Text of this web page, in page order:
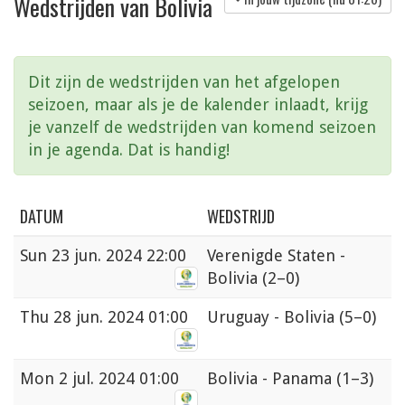
Dit zijn de wedstrijden van het afgelopen
seizoen, maar als je de kalender inlaadt, krijg
je vanzelf de wedstrijden van komend seizoen
in je agenda. Dat is handig!
DATUM WEDSTRIJD
Sun 23 jun. 2024 22:00
Verenigde Staten -
Bolivia (2–0)
Thu 28 jun. 2024 01:00 Uruguay - Bolivia (5–0)
Mon 2 jul. 2024 01:00 Bolivia - Panama (1–3)